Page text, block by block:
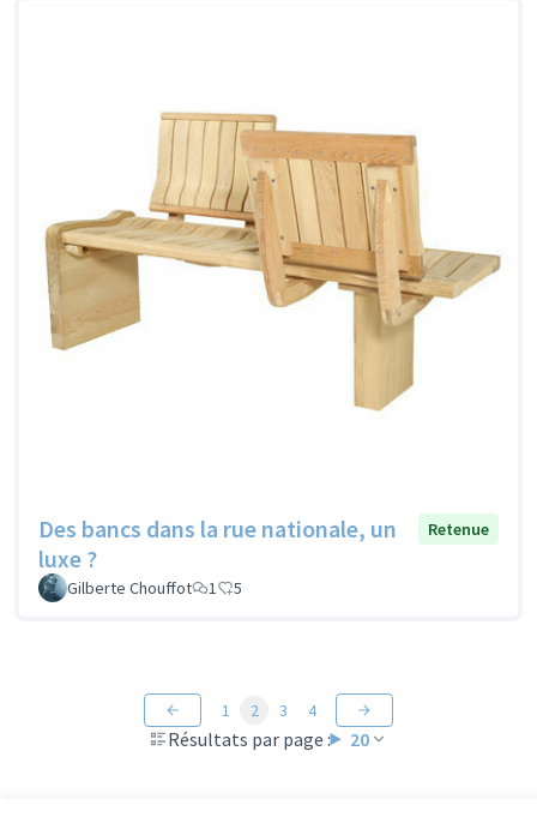
Des bancs dans la rue nationale, un
luxe ?
Retenue
Gilberte Chouffot 1 5
Résultats par page : 20
1 2 3 4